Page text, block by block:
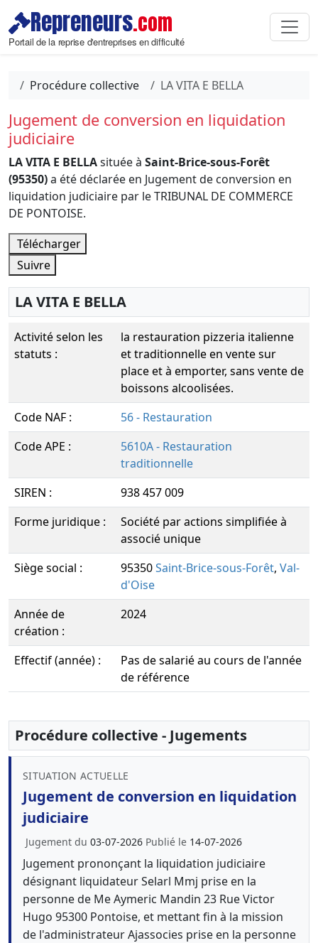
Repreneurs.com
Portail de la reprise d'entreprises en difficulté
Procédure collective LA VITA E BELLA
Jugement de conversion en liquidation
judiciaire
LA VITA E BELLAsituée à Saint-Brice-sous-Forêt
(95350)a été déclarée en Jugement de conversion en
liquidation judiciaire par le TRIBUNAL DE COMMERCE
DE PONTOISE.
Télécharger
Suivre
LA VITA E BELLA
Activité selon les
statuts :
la restauration pizzeria italienne
et traditionnelle en vente sur
place et à emporter, sans vente de
boissons alcoolisées.
Code NAF :
56 - Restauration
Code APE :
5610A - Restauration
traditionnelle
SIREN :
938 457 009
Forme juridique :
Société par actions simplifiée à
associé unique
Siège social :
95350Saint-Brice-sous-Forêt, Val-
d'Oise
Année de
création :
2024
Effectif (année) :
Pas de salarié au cours de l'année
de référence
Procédure collective - Jugements
SITUATION ACTUELLE
Jugement de conversion en liquidation
judiciaire
Jugement du 03-07-2026 Publié le 14-07-2026
Jugement prononçant la liquidation judiciaire
désignant liquidateur Selarl Mmj prise en la
personne de Me Aymeric Mandin 23 Rue Victor
Hugo 95300 Pontoise, et mettant fin à la mission
de l'administrateur Ajassocies prise en la personne